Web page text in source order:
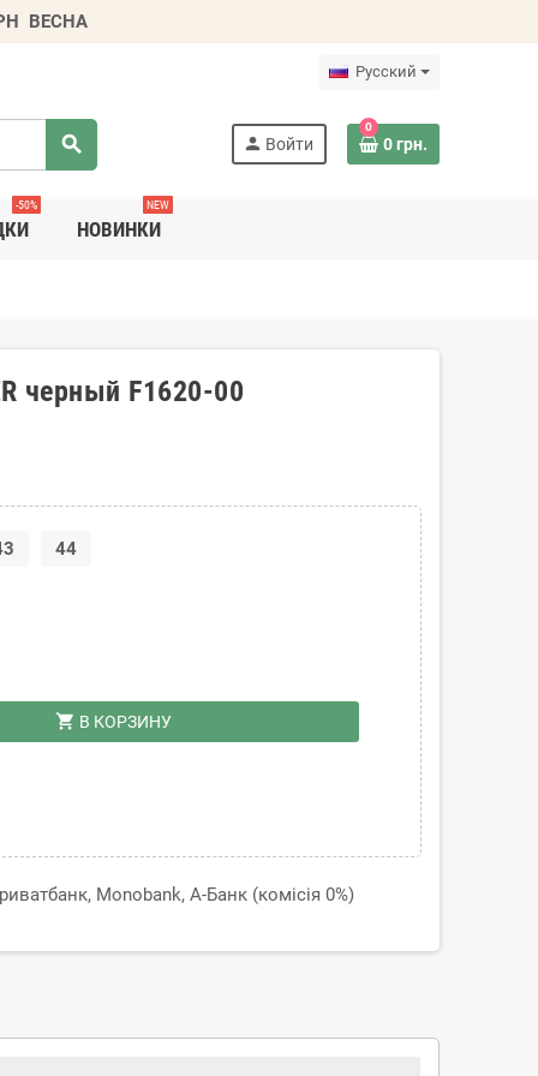
ВЕСНА
Русский
search person Войти
0
0 грн.
-50%
НОВИНКИ
NEW
черный F1620-00
44
shopping_cart В КОРЗИНУ
Monobank, А-Банк (комісія 0%)